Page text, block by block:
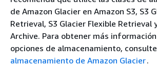
de Amazon Glacier en Amazon S3, S3
Retrieval, S3 Glacier Flexible Retrieval
Archive. Para obtener más
opciones de almacenamiento,
almacenamiento de Amazon Glacier.